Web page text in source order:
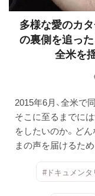
多様な愛のカ
の裏側を追っ
全米を
2015年6月、全米で
そこに至るまでに
をしたいのか。ど
まの声を届けるた
#ドキュメンタ